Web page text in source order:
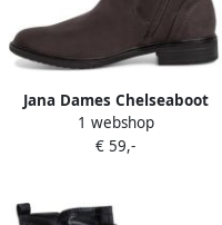
Jana Dames Chelseaboot
25369-207 Donkergrijs
Wijdte H
1 webshop
€ 59,-